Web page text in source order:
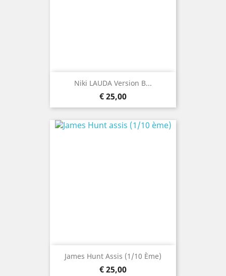
Niki LAUDA Version B...
Prijs
€ 25,00
James Hunt Assis (1/10 Ème)
Prijs
€ 25,00